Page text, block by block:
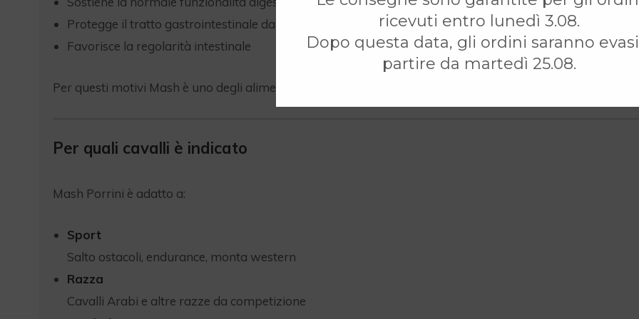
Protegge il tratto gastrointestinale da stati infiammatori
Favorisce la regolarità intestinale
Per questi motivi Mash è uno degli alimenti complementari più apprezzati nella gestione quotidiana del
Per quali cavalli è indicato
Mash Porrini è adatto a:
Sport
Salto ostacoli, endurance, monta western
Razza
Cavalli Arabi e altre razze da competizione
ricevuti entro lunedì 3.08.
Dopo questa data, gli ordini saranno
partire da martedì 25.08.